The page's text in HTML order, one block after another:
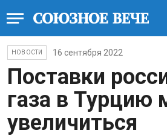
НОВОСТИ 16 сентября 2022
Поставки
газа в Турцию
увеличиться